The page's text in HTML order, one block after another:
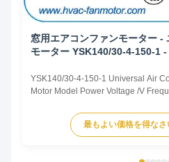
窓用エアコンファンモーター -
モーター YSK140/30-4-150-1
YSK140/30-4-150-1 Universal Air
Motor Model Power Voltage /V
6A 1/7HP 220/230 50/60 825/3
CTM-738 YSK120-185-6 1/4HP 220/
最もよい価格を得なさ